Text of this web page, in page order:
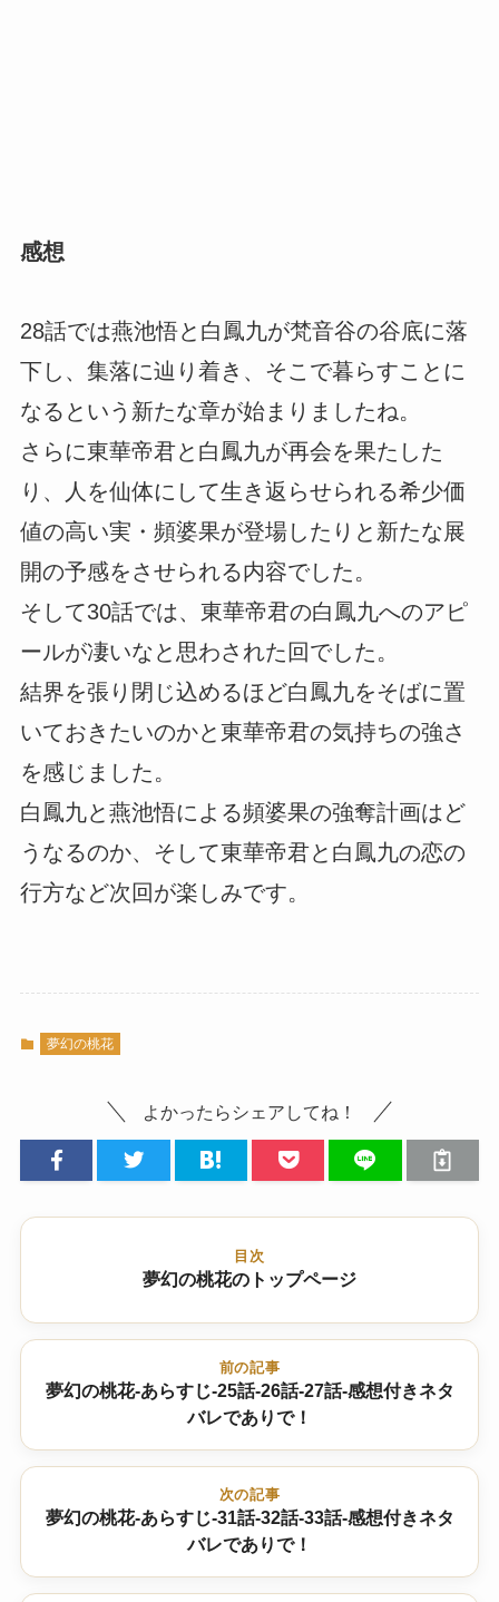
感想
28話では燕池悟と白鳳九が梵音谷の谷底に落
下し、集落に辿り着き、そこで暮らすことに
なるという新たな章が始まりましたね。
さらに東華帝君と白鳳九が再会を果たした
り、人を仙体にして生き返らせられる希少価
値の高い実・頻婆果が登場したりと新たな展
開の予感をさせられる内容でした。
そして30話では、東華帝君の白鳳九へのアピ
ールが凄いなと思わされた回でした。
結界を張り閉じ込めるほど白鳳九をそばに置
いておきたいのかと東華帝君の気持ちの強さ
を感じました。
白鳳九と燕池悟による頻婆果の強奪計画はど
うなるのか、そして東華帝君と白鳳九の恋の
行方など次回が楽しみです。
夢幻の桃花
よかったらシェアしてね！
目次
夢幻の桃花のトップページ
前の記事
夢幻の桃花-あらすじ-25話-26話-27話-感想付きネタ
バレでありで！
次の記事
夢幻の桃花-あらすじ-31話-32話-33話-感想付きネタ
バレでありで！